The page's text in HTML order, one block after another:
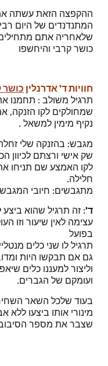
ההקפצה הזאת עשתה
המתנדנדים של היום
שלאחריה אתם מתחילים
כושר קרבי והיחשפו
חוויות ד' אדרנלין כושר
תרגיל משולב : תחמנו
שמחולקים לקו הזנקה,
נקיף מימין למשאל .
מגבש: בהזנקה שלי
שק אישי ורצתם לכיוון
לקו האמצע שם תניחו את
חלילה.
מתגבשים: חיובי המגבש
ד': זה תרגיל שהוא
עצימה לאין שיעור וזו
בפועל
תרגיל לו שני כלים
גם אם תבקשו היות
וליצור למעננו כלים
ועומקם של הגברים.
בעוד שלכל השאר
מינורי אותו ביצעו
שצבר את מספר